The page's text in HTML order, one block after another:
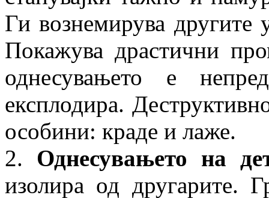
Ги вознемирува другите
Покажува драстични
однесувањето е
експлодира.
особини: краде и лаже.
2. Однесувањето на
изолира од другарите.